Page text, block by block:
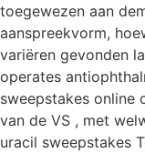
toegewezen aan
aanspreekvorm,
variëren gevonden
operates
sweepstakes online
van de VS , met
uracil sweepstakes